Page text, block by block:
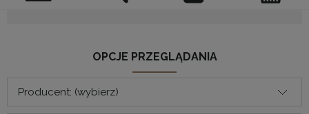
OPCJE PRZEGLĄDANIA
Producent: (wybierz)